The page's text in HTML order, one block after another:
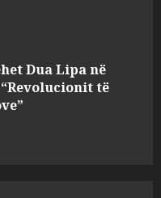
Dua Lipa në
të
dronët, por tanket
kërkuara